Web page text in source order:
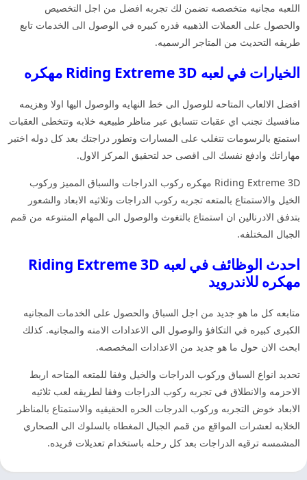
اللعبه مجانيه متخصصه تضمن لك تجربه افضل من اجل التخصيص
والحصول على العملات الذهبيه قدره كبيره في الوصول الى الخدمات تابع
طريقه التحديث من المتاجر الرسميه.
الخيارات في لعبه Riding Extreme 3D مهكره
افضل الالعاب المتاحه للوصول الى خط النهايه والوصول اليها اولا وهزيمه
منافسيك تجنب اي عقبات تتسابق عبر مناظر طبيعيه خلابه وتتخطى العقبات
استمتع بالرسومات تتغلب على المسارات وتطور دراجتك بعد كل دوله اختبر
مهاراتك وادفع نفسك الى اقصى حد لتحقيق المركز الاول.
Riding Extreme 3D مهكره ركوب الدراجات والسباق المميز وركوب
الخيل والاستمتاع بالمتعه تجربه ركوب الدراجات وثلاثيه الابعاد والشعور
بتدفق الادرنالين ان استمتاع بالتغوث والوصول الى المهام المتنوعه من قمم
الجبال المختلفه.
احدث الوظائف في لعبه Riding Extreme 3D
مهكره للاندرويد
متابعه كل ما هو جديد من اجل السباق والحصول على الخدمات المجانيه
الكبرى كبيره في التكافؤ والوصول الى الاعدادات الامنه والمجانيه. كذلك
ابحث الان حول ما هو جديد من الاعدادات المخصصه.
تحديد انواع السباق وركوب الدراجات والخيل وفقا للمتعه المتاحه اربط
الاحزمه والانطلاق في تجربه ركوب الدراجات وفقا لطريقه لعب ثلاثيه
الابعاد خوض التجربه وركوب الدرجات الحره الحقيقيه والاستمتاع بالمناظر
الخلابه لعشرات المواقع من قمم الجبال المغطاه بالسلوك الى الصحاري
المشمسه ترقيه الدراجات بعد كل رحله باستخدام تعديلات فريده.